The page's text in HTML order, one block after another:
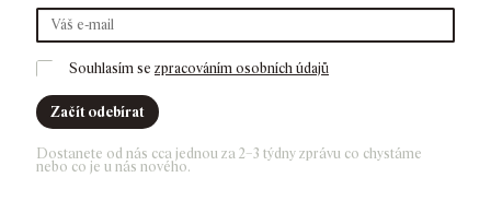
Souhlasím se zpracováním osobních údajů
Začít odebírat
Dostanete od nás cca jednou za 2–3 týdny zprávu co chystáme
nebo co je u nás nového.